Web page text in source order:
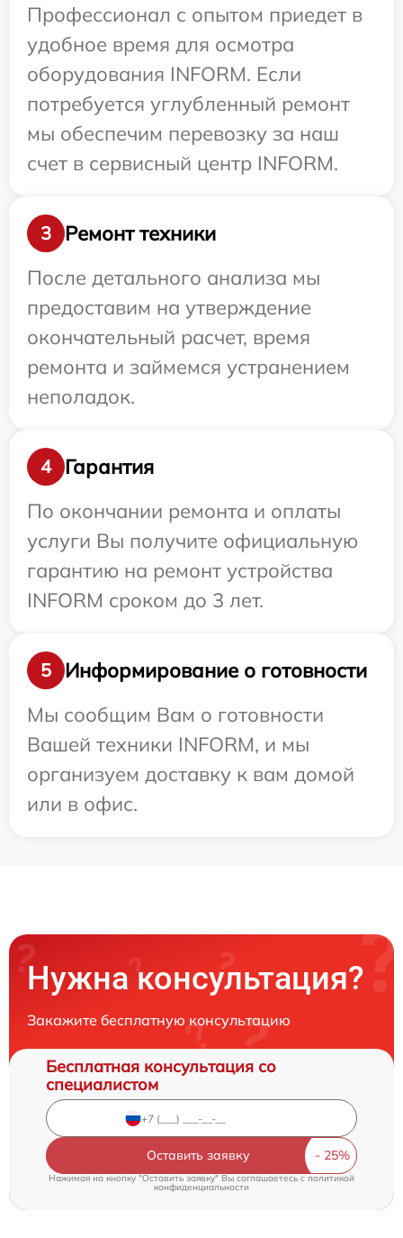
Профессионал с опытом приедет в
удобное время для осмотра
оборудования INFORM. Если
потребуется углубленный ремонт
мы обеспечим перевозку за наш
счет в сервисный центр INFORM.
3
Ремонт техники
После детального анализа мы
предоставим на утверждение
окончательный расчет, время
ремонта и займемся устранением
неполадок.
4
Гарантия
По окончании ремонта и оплаты
услуги Вы получите официальную
гарантию на ремонт устройства
INFORM сроком до 3 лет.
5
Информирование о готовности
Мы сообщим Вам о готовности
Вашей техники INFORM, и мы
организуем доставку к вам домой
или в офис.
Нужна консультация?
Закажите бесплатную консультацию
Бесплатная консультация со
специалистом
Оставить заявку
Нажимая на кнопку "Оставить заявку" Вы соглашаетесь cполитикой
конфиденциальности